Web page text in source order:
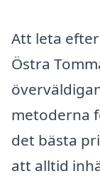
Att leta
Östra
metoderna
det bästa
att alltid